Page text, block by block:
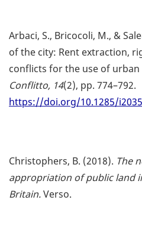
Arbaci, S., Bricocoli, M., &
of the city: Rent extraction,
conflicts for the use of urban
Conflitto, 14(2), pp. 774–792.
https://doi.org/10.1285/
Christophers, B. (2018). The
appropriation of public land
Britain.Verso.